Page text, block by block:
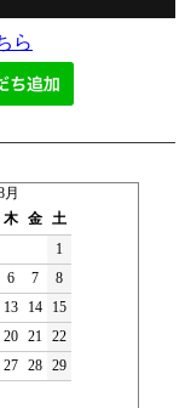
月
木 金 土
1
6 7
8
13 14
15
20 21 22
27 28 29